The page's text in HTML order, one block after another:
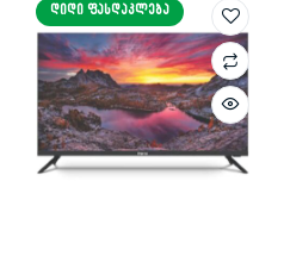
1,899.00 ₾.
999.00 ₾.
ᲓᲘᲓᲘ ᲤᲐᲡᲓᲐᲙᲚᲔᲑᲐ